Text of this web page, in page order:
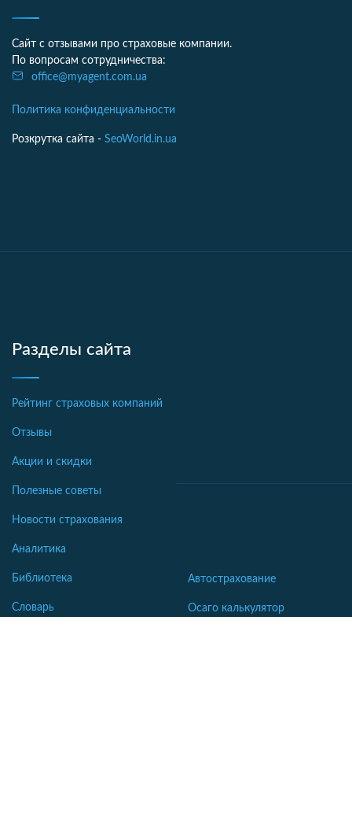
Сайт с отзывами про страховые компании.
По вопросам сотрудничества:
office@myagent.com.ua
Политика конфиденциальности
Розкрутка сайта - SeoWorld.in.ua
Разделы сайта
Рейтинг страховых компаний
Отзывы
Акции и скидки
Полезные советы
Новости страхования
Аналитика
Библиотека
Словарь
Автострахование
Осаго калькулятор